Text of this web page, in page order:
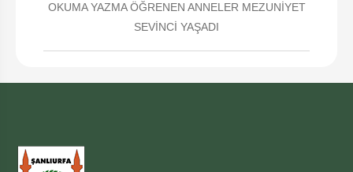
OKUMA YAZMA ÖĞRENEN ANNELER MEZUNİYET
SEVİNCİ YAŞADI